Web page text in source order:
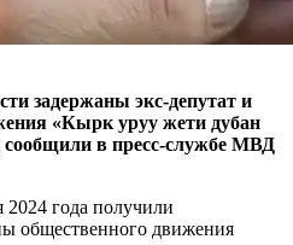
задержаны экс-депутат и
«Кырк уруу жети дубан
сообщили в пресс-службе МВД
2024 года получили
общественного движения